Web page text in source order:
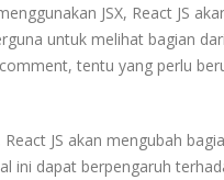
JSX, React JS
untuk melihat bagian
tentu yang perlu
JS akan mengubah
ini dapat berpengaruh